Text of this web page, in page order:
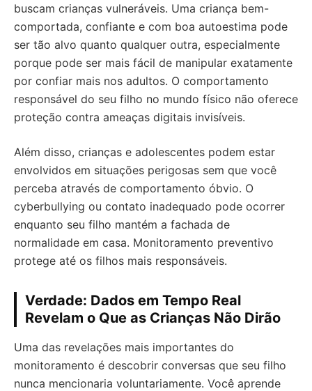
buscam crianças vulneráveis. Uma criança bem-
comportada, confiante e com boa autoestima pode
ser tão alvo quanto qualquer outra, especialmente
porque pode ser mais fácil de manipular exatamente
por confiar mais nos adultos. O comportamento
responsável do seu filho no mundo físico não oferece
proteção contra ameaças digitais invisíveis.
Além disso, crianças e adolescentes podem estar
envolvidos em situações perigosas sem que você
perceba através de comportamento óbvio. O
cyberbullying ou contato inadequado pode ocorrer
enquanto seu filho mantém a fachada de
normalidade em casa. Monitoramento preventivo
protege até os filhos mais responsáveis.
Verdade: Dados em Tempo Real
Revelam o Que as Crianças Não Dirão
Uma das revelações mais importantes do
monitoramento é descobrir conversas que seu filho
nunca mencionaria voluntariamente. Você aprende